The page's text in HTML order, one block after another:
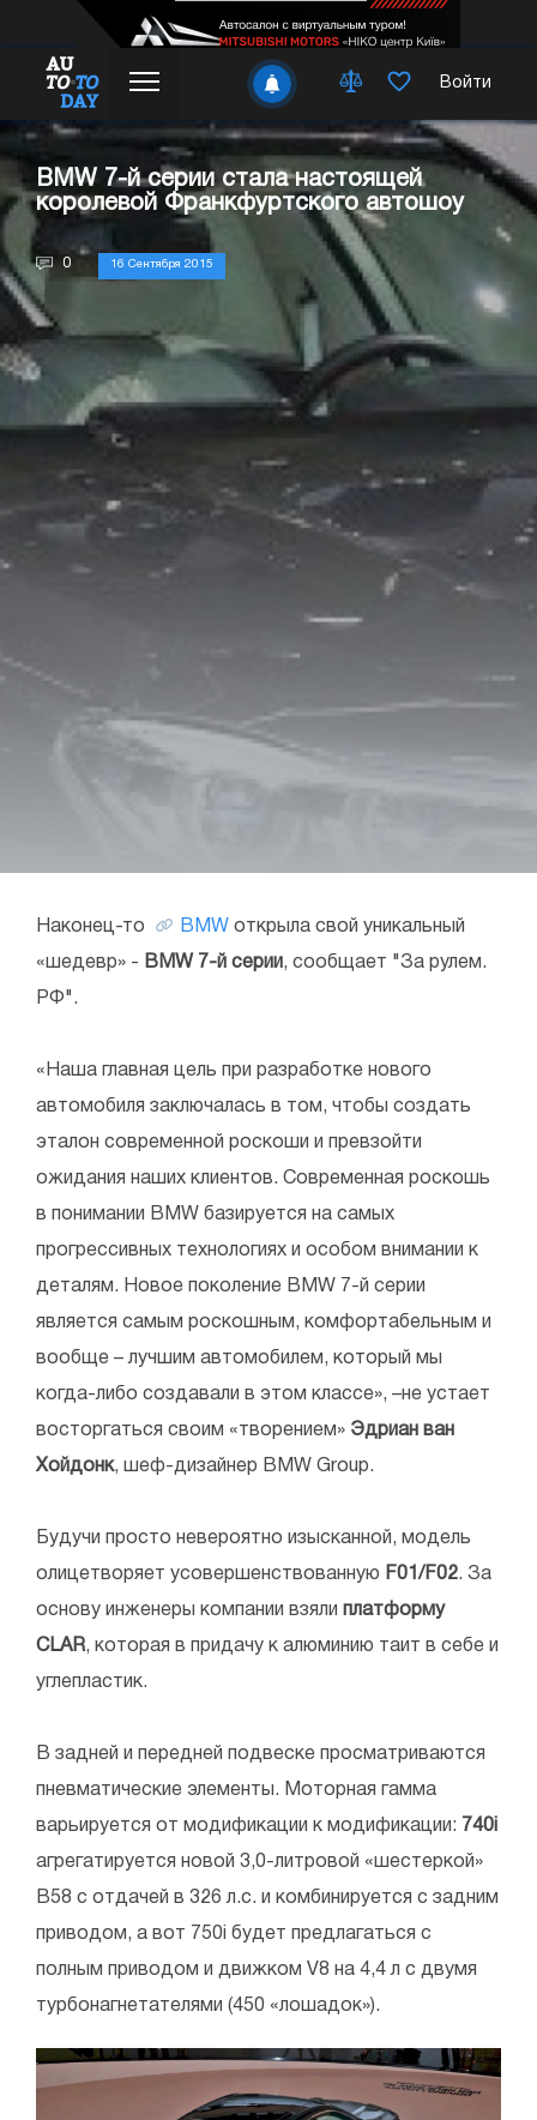
Войти
BMW 7-й серии стала настоящей
королевой Франкфуртского автошоу
0 16 Сентября 2015
Наконец-то BMW открыла свой уникальный
«шедевр» - BMW 7-й серии , сообщает "За рулем.
РФ".
«Наша главная цель при разработке нового
автомобиля заключалась в том, чтобы создать
эталон современной роскоши и превзойти
ожидания наших клиентов. Современная роскошь
в понимании BMW базируется на самых
прогрессивных технологиях и особом внимании к
деталям. Новое поколение BMW 7-й серии
является самым роскошным, комфортабельным и
вообще – лучшим автомобилем, который мы
когда-либо создавали в этом классе», –не устает
восторгаться своим «творением» Эдриан ван
Хойдонк, шеф-дизайнер BMW Group.
Будучи просто невероятно изысканной, модель
олицетворяет усовершенствованную F01/F02. За
основу инженеры компании взяли платформу
CLAR, которая в придачу к алюминию таит в себе и
углепластик.
В задней и передней подвеске просматриваются
пневматические элементы. Моторная гамма
варьируется от модификации к модификации: 740i
агрегатируется новой 3,0-литровой «шестеркой»
B58 с отдачей в 326 л.с. и комбинируется с задним
приводом, а вот 750i будет предлагаться с
полным приводом и движком V8 на 4,4 л с двумя
турбонагнетателями (450 «лошадок»).